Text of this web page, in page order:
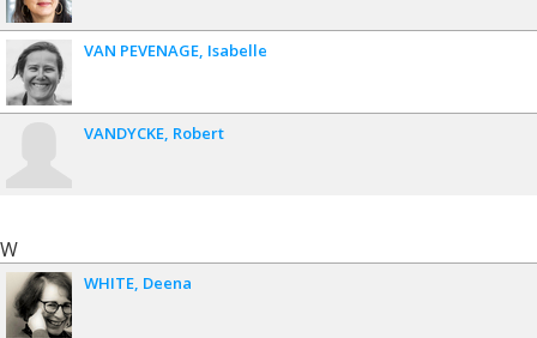
VAN PEVENAGE Isabelle
VANDYCKE Robert
W
WHITE Deena